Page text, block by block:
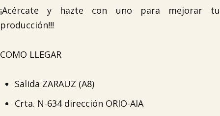
¡Acércate y hazte con uno para mejorar tu
producción!!!
COMO LLEGAR
Salida ZARAUZ (A8)
Crta. N-634 dirección ORIO-AIA